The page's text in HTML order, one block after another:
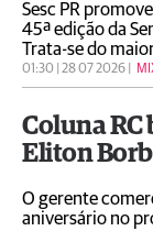
Sesc PR
45ª edição da
Trata-se do
forma
homenageia a
01:30 | 28 07 2026 |
Coluna RC
Eliton
O gerente
aniversário no